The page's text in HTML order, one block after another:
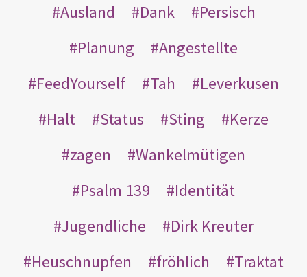
Ausland
Dank
Persisch
Planung
Angestellte
FeedYourself
Tah
Leverkusen
Halt
Status Sting
Kerze
zagen
Wankelmütigen
Psalm 139
Identität
Jugendliche
Dirk Kreuter
Heuschnupfen
fröhlich
Traktat